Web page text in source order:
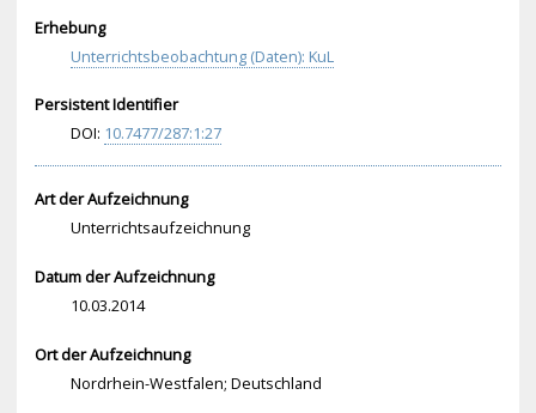
Erhebung
Unterrichtsbeobachtung (Daten): KuL
Persistent Identifier
DOI: 10.7477/287:1:27
Art der Aufzeichnung
Unterrichtsaufzeichnung
Datum der Aufzeichnung
10.03.2014
Ort der Aufzeichnung
Nordrhein-Westfalen; Deutschland